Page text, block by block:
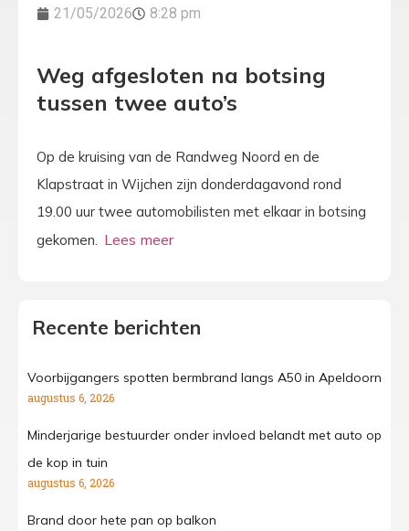
21/05/2026 8:28 pm
Weg afgesloten na botsing
tussen twee auto’s
Op de kruising van de Randweg Noord en de
Klapstraat in Wijchen zijn donderdagavond rond
19.00 uur twee automobilisten met elkaar in botsing
gekomen.
Recente berichten
Voorbijgangers spotten bermbrand langs A50 in Apeldoorn
augustus 6, 2026
Minderjarige bestuurder onder invloed belandt met auto op
de kop in tuin
augustus 6, 2026
Brand door hete pan op balkon